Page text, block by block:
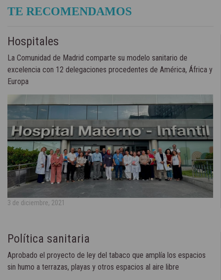
TE RECOMENDAMOS
Hospitales
La Comunidad de Madrid comparte su modelo sanitario de
excelencia con 12 delegaciones procedentes de América, África y
Europa
3 de diciembre, 2021
Política sanitaria
Aprobado el proyecto de ley del tabaco que amplía los espacios
sin humo a terrazas, playas y otros espacios al aire libre